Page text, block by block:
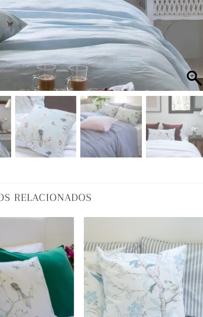
RELACIONADOS